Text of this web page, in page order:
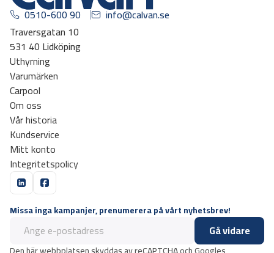
0510-600 90
info@calvan.se
Traversgatan 10
531 40 Lidköping
Uthyrning
Varumärken
Carpool
Om oss
Vår historia
Kundservice
Mitt konto
Integritetspolicy
Missa inga kampanjer, prenumerera på vårt nyhetsbrev!
Gå vidare